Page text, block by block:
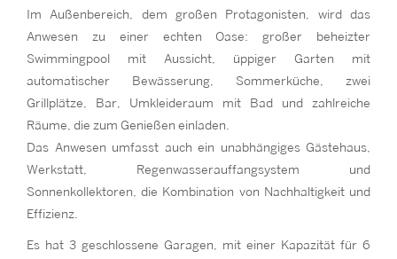
Im Außenbereich, dem großen Protagonisten, wird das
Anwesen zu einer echten Oase: großer beheizter
Swimmingpool mit Aussicht, üppiger Garten mit
automatischer Bewässerung, Sommerküche, zwei
Grillplätze, Bar, Umkleideraum mit Bad und zahlreiche
Räume, die zum Genießen einladen.
Das Anwesen umfasst auch ein unabhängiges Gästehaus,
Werkstatt, Regenwasserauffangsystem und
Sonnenkollektoren, die Kombination von Nachhaltigkeit und
Effizienz.
Es hat 3 geschlossene Garagen, mit einer Kapazität für 6